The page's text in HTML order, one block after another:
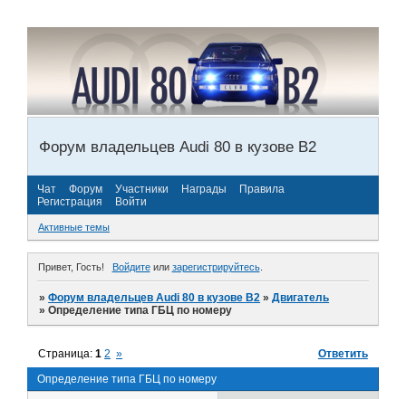
Форум владельцев Audi 80 в кузове В2
Чат Форум Участники Награды
Правила
Регистрация
Войти
Активные темы
Привет, Гость! Войдитеили зарегистрируйтесь.
»Форум владельцев Audi 80 в кузове В2 »Двигатель
»Определение типа ГБЦ по номеру
Определение типа ГБЦ по номеру
Страница:1 2 » Ответить